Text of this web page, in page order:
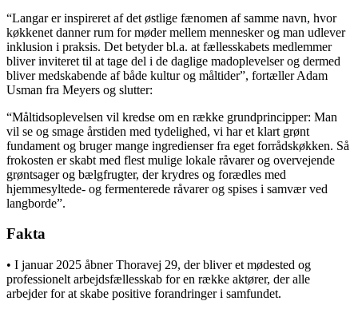
“Langar er inspireret af det østlige fænomen af samme navn, hvor
køkkenet danner rum for møder mellem mennesker og man udlever
inklusion i praksis. Det betyder bl.a. at fællesskabets medlemmer
bliver inviteret til at tage del i de daglige madoplevelser og dermed
bliver medskabende af både kultur og måltider”, fortæller Adam
Usman fra Meyers og slutter:
“Måltidsoplevelsen vil kredse om en række grundprincipper: Man
vil se og smage årstiden med tydelighed, vi har et klart grønt
fundament og bruger mange ingredienser fra eget forrådskøkken. Så
frokosten er skabt med flest mulige lokale råvarer og overvejende
grøntsager og bælgfrugter, der krydres og forædles med
hjemmesyltede- og fermenterede råvarer og spises i samvær ved
langborde”.
Fakta
• I januar 2025 åbner Thoravej 29, der bliver et mødested og
professionelt arbejdsfællesskab for en række aktører, der alle
arbejder for at skabe positive forandringer i samfundet.